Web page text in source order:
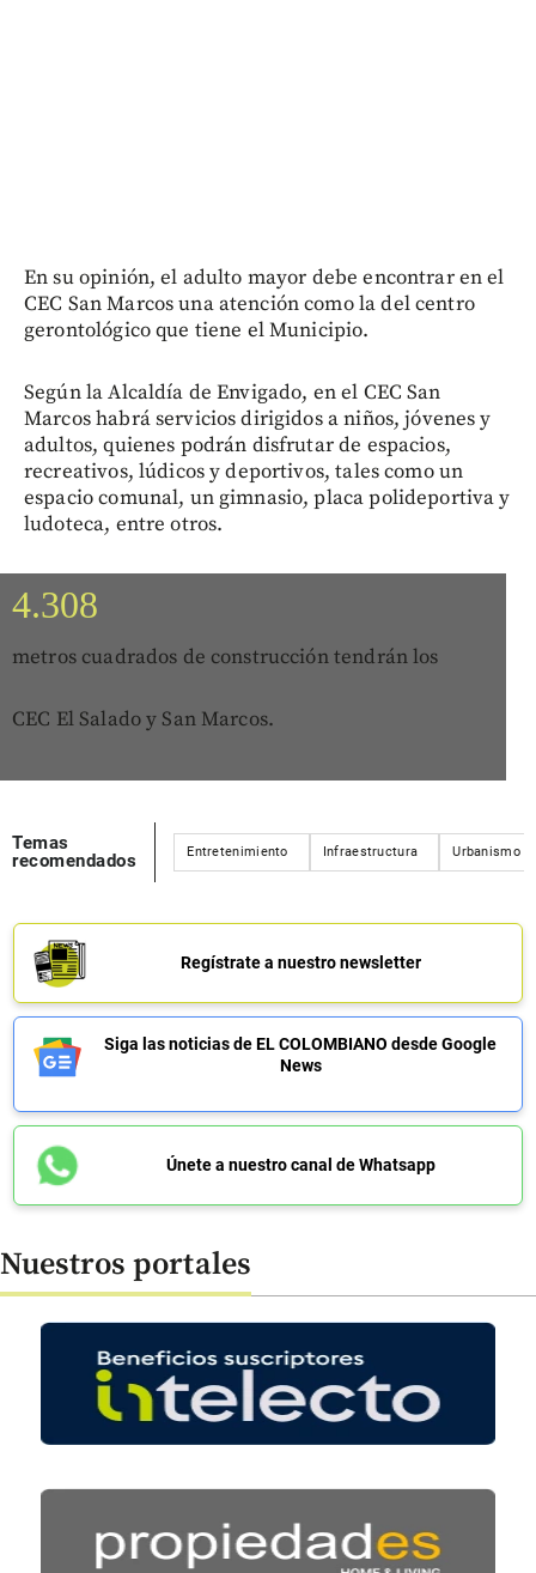
En su opinión, el adulto mayor debe encontrar en el
CEC San Marcos una atención como la del centro
gerontológico que tiene el Municipio.
Según la Alcaldía de Envigado, en el CEC San
Marcos habrá servicios dirigidos a niños, jóvenes y
adultos, quienes podrán disfrutar de espacios,
recreativos, lúdicos y deportivos, tales como un
espacio comunal, un gimnasio, placa polideportiva y
ludoteca, entre otros.
4.308
metros cuadrados de construcción tendrán los
CEC El Salado y San Marcos.
Temas
recomendados
Entretenimiento Infraestructura Urbanismo
Regístrate a nuestro newsletter
Siga las noticias de EL COLOMBIANO desde Google
News
Únete a nuestro canal de Whatsapp
Nuestros portales